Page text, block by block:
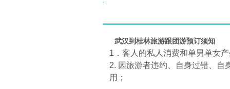
武汉到桂林旅游跟团游预订须知
1．客人的私人消费和单男单女
2. 因旅游者违约、自身过错、自
用；